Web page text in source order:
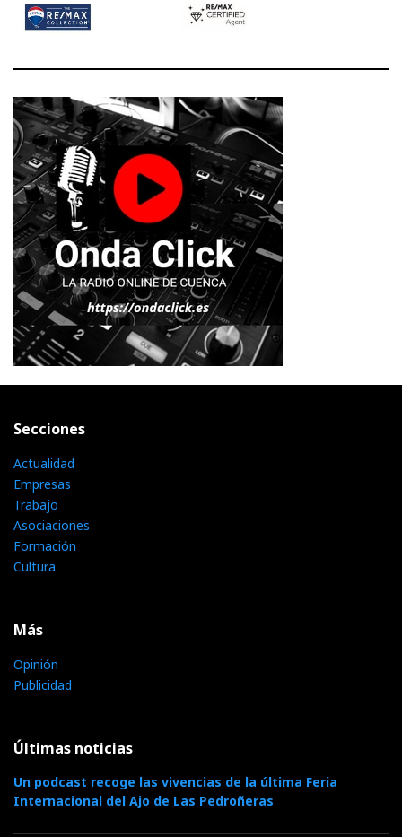
Secciones
Actualidad
Empresas
Trabajo
Asociaciones
Formación
Cultura
Más
Opinión
Publicidad
Últimas noticias
Un podcast recoge las vivencias de la última Feria
Internacional del Ajo de Las Pedroñeras